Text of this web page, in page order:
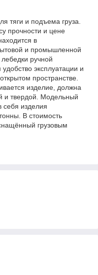
тяги и подъема груза.
прочности и цене
в
и промышленной
ручной
эксплуатации и
пространстве.
изделие, должна
и твердой. Модельный
себя изделия
В стоимость
грузовым